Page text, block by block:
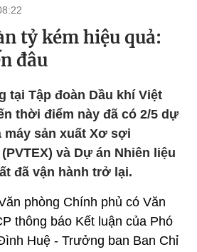
tỷ kém hiệu quả:
đâu
tại Tập đoàn Dầu khí Việt
thời điểm này đã có 2/5 dự
máy sản xuất Xơ sợi
và Dự án Nhiên liệu
đã vận hành trở lại.
phòng Chính phủ có Văn
thông báo Kết luận của Phó
Huệ - Trưởng ban Ban Chỉ